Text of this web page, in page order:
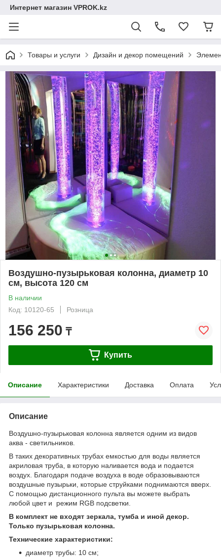
Интернет магазин VPROK.kz
Товары и услуги Дизайн и декор помещений
Воздушно-пузырьковая колонна, диаметр 10
см, высота 120 см
В наличии
Код: 10120-65
Розница
156 250 ₸
Купить
Описание Характеристики Доставка Оплата
Описание
Воздушно-пузырьковая колонна является одним из видов
аква - светильников.
В таких декоративных трубах емкостью для воды является
акриловая труба, в которую наливается вода и подается
воздух. Благодаря подаче воздуха в воде образовываются
воздушные пузырьки, которые струйками поднимаются вверх.
С помощью дистанционного пульта вы можете выбрать
любой цвет и режим RGB подсветки.
В комплект не входят зеркала, тумба и иной декор.
Только пузырьковая колонна.
Технические характеристики:
диаметр трубы: 10 см;